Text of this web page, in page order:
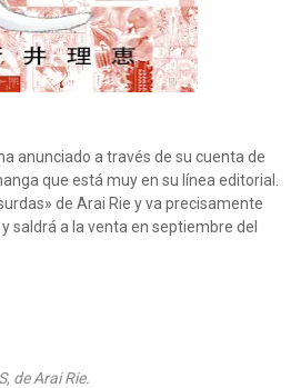
anunciado a través de su cuenta de
que está muy en su línea editorial.
de Arai Rie y va precisamente
saldrá a la venta en septiembre del
de Arai Rie.